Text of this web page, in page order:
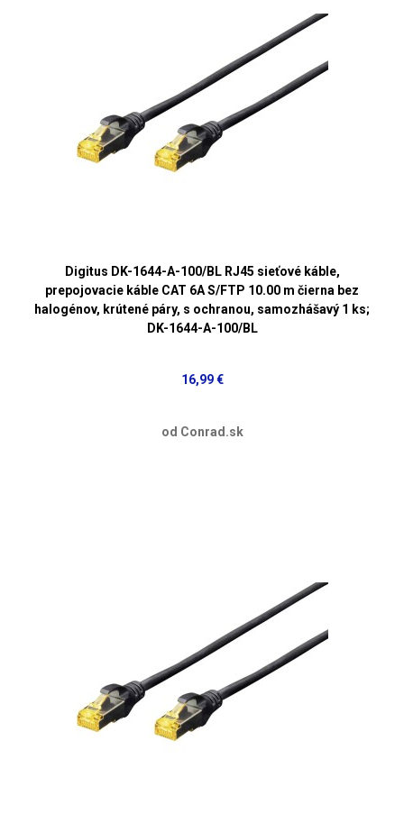
Digitus DK-1644-A-100/BL RJ45 sieťové káble,
prepojovacie káble CAT 6A S/FTP 10.00 m čierna bez
halogénov, krútené páry, s ochranou, samozhášavý 1 ks;
DK-1644-A-100/BL
16,99 €
od Conrad.sk